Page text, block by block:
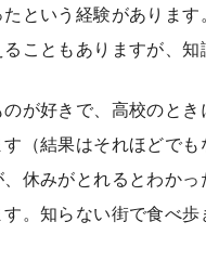
という経験がありま
こともありますが、
が好きで、高校のとき
（結果はそれほどでも
休みがとれるとわかっ
。知らない街で食べ